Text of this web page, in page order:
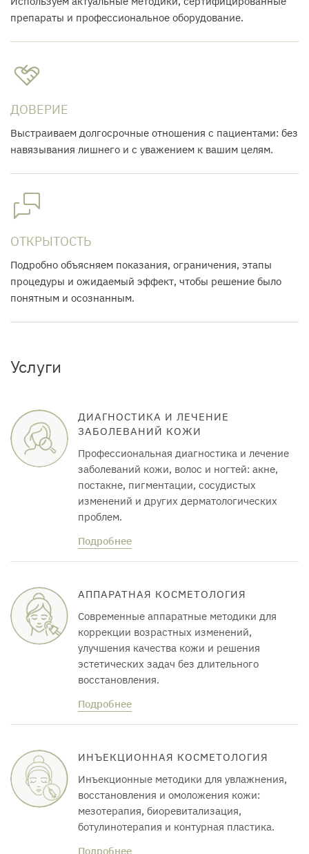
препараты и профессиональное оборудование.
ДОВЕРИЕ
Выстраиваем долгосрочные отношения с пациентами: без
навязывания лишнего и с уважением к вашим целям.
ОТКРЫТОСТЬ
Подробно объясняем показания, ограничения, этапы
процедуры и ожидаемый эффект, чтобы решение было
понятным и осознанным.
Услуги
ДИАГНОСТИКА И ЛЕЧЕНИЕ
ЗАБОЛЕВАНИЙ КОЖИ
Профессиональная диагностика и лечение
заболеваний кожи, волос и ногтей: акне,
постакне, пигментации, сосудистых
изменений и других дерматологических
проблем.
Подробнее
АППАРАТНАЯ КОСМЕТОЛОГИЯ
Современные аппаратные методики для
коррекции возрастных изменений,
улучшения качества кожи и решения
эстетических задач без длительного
восстановления.
Подробнее
ИНЪЕКЦИОННАЯ КОСМЕТОЛОГИЯ
Инъекционные методики для увлажнения,
восстановления и омоложения кожи:
мезотерапия, биоревитализация,
ботулинотерапия и контурная пластика.
Подробнее